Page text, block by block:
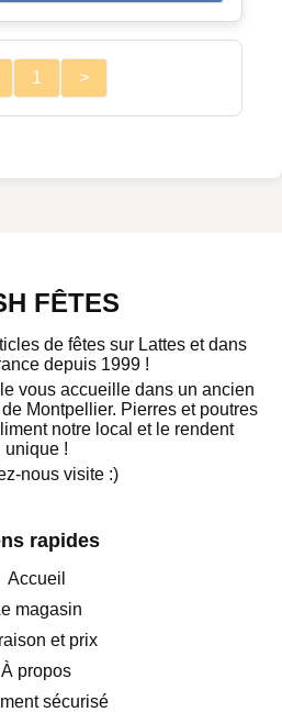
1 >
FÊTES
de fêtes sur Lattes et dans
depuis 1999 !
vous accueille dans un ancien
Montpellier. Pierres et poutres
notre local et le rendent
unique !
nous visite :)
rapides
Accueil
magasin
et prix
À propos
sécurisé